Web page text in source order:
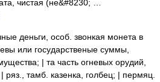
чистая (не&#8230; …
деньги, особ. звонкая монета в
или государственые суммы,
| та часть огневых орудий,
ряз., тамб. казенка, голбец; | пермяц.